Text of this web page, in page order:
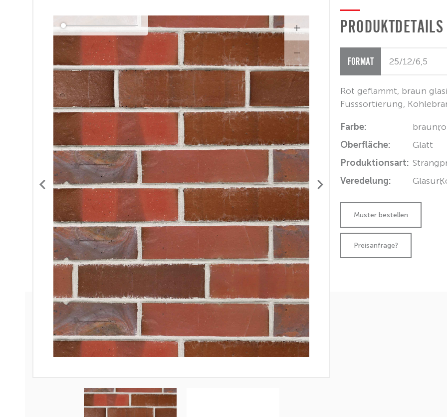
PRODUKTDETAILS
FORMAT
Rot geflammt, braun
Fusssortierung,
Farbe: braun
Oberfläche:
Glatt
Produktionsart:
Veredelung:
Glasur
Preisanfrage?